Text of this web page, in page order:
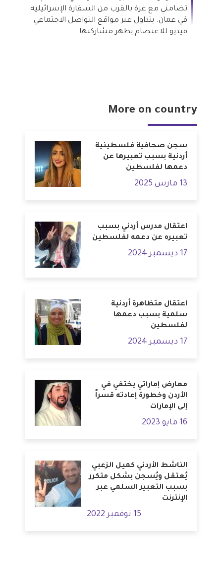
تضامني مع غزة بالقرب من السفارة الإسرائيلية
في عمان. يتداول عبر مواقع التواصل الاجتماعي
فيديو للاعتصام يظهر مشاركتها.
More on country
سجن صحافية فلسطينية
أردنية بسبب تعبيرها عن
دعمها لفلسطين
13 مارس 2025
اعتقال مدرس أردني بسبب
تعبيره عن دعمه لفلسطين
17 ديسمبر 2024
اعتقال متظاهرة أردنية
سلمية بسبب دعمها
لفلسطين
17 ديسمبر 2024
معارض إماراتي يختفي في
الأردن وخطورة إعادته قسراً
إلى الإمارات
16 مايو 2023
الناشط الأردني كميل الزعبي
يُعتقل ويُسجن بشكل متكرر
بسبب التعبير السلمي عبر
الإنترنت
15 نوفمبر 2022